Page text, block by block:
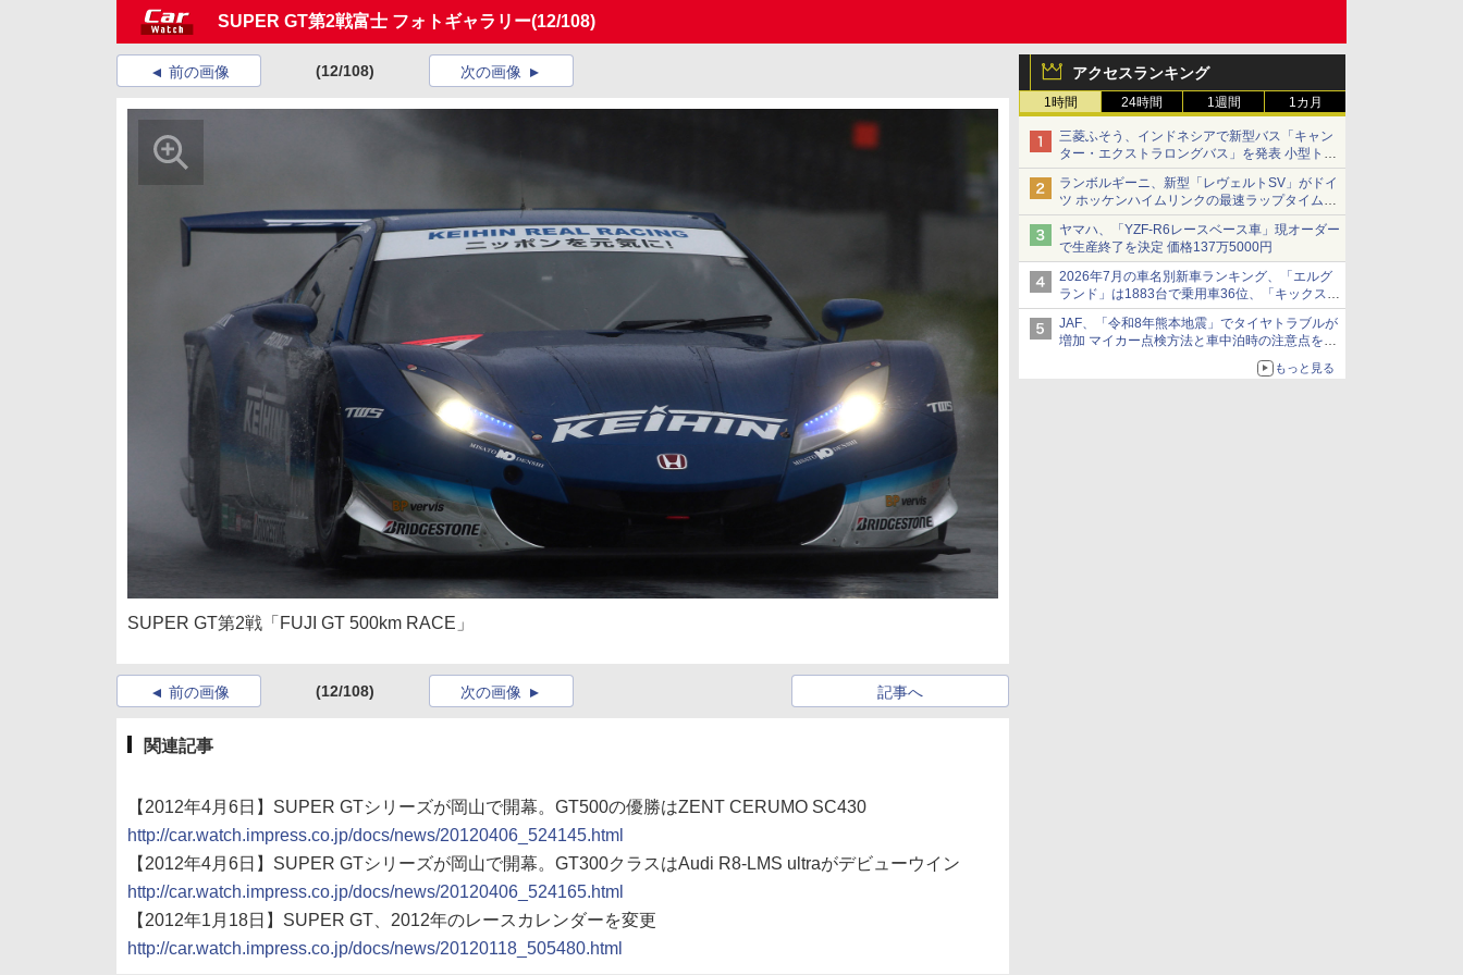
SUPER GT第2戦富士 フォトギャラリー(12/108)
アクセスランキング
1時間 24時間 1週間 1カ月
三菱ふそう、インドネシアで新型バス「キャン
ター・エクストラロングバス」を発表 小型トラ
ックベースの観光・旅客輸送向けバス
ランボルギーニ、新型「レヴェルトSV」がドイ
ツ ホッケンハイムリンクの最速ラップタイムを
記録
ヤマハ、「YZF-R6レースベース車」現オーダー
で生産終了を決定 価格137万5000円
2026年7月の車名別新車ランキング、「エルグ
ランド」は1883台で乗用車36位、「キックス」
は2591台で27位に
JAF、「令和8年熊本地震」でタイヤトラブルが
増加 マイカー点検方法と車中泊時の注意点を呼
もっと見る
前の画像 (12/108) 次の画像
SUPER GT第2戦「FUJI GT 500km RACE」
前の画像 (12/108) 記事へ
次の画像
関連記事
【2012年4月6日】SUPER GTシリーズが岡山で開幕。GT500の優勝はZENT CERUMO SC430
http://car.watch.impress.co.jp/docs/news/20120406_524145.html
【2012年4月6日】SUPER GTシリーズが岡山で開幕。GT300クラスはAudi R8-LMS ultraがデビューウイン
http://car.watch.impress.co.jp/docs/news/20120406_524165.html
【2012年1月18日】SUPER GT、2012年のレースカレンダーを変更
http://car.watch.impress.co.jp/docs/news/20120118_505480.html